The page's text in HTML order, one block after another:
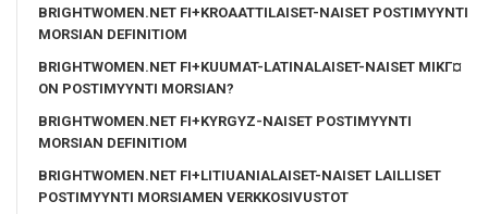
BRIGHTWOMEN.NET FI+KROAATTILAISET-NAISET POSTIMYYNTI
MORSIAN DEFINITIOM
BRIGHTWOMEN.NET FI+KUUMAT-LATINALAISET-NAISET MIKГ¤
ON POSTIMYYNTI MORSIAN?
BRIGHTWOMEN.NET FI+KYRGYZ-NAISET POSTIMYYNTI
MORSIAN DEFINITIOM
BRIGHTWOMEN.NET FI+LITIUANIALAISET-NAISET LAILLISET
POSTIMYYNTI MORSIAMEN VERKKOSIVUSTOT